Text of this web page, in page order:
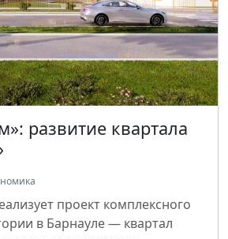
развитие квартала
проект комплексного
в Барнауле — квартал